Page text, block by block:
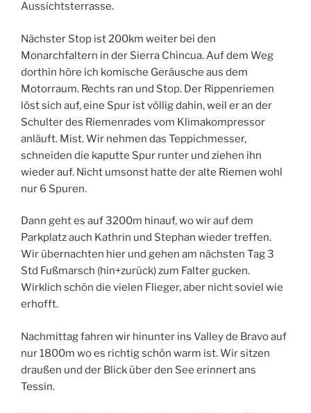
Aussichtsterrasse.
Nächster Stop ist 200km weiter bei den
Monarchfaltern in der Sierra Chincua. Auf dem Weg
dorthin höre ich komische Geräusche aus dem
Motorraum. Rechts ran und Stop. Der Rippenriemen
löst sich auf, eine Spur ist völlig dahin, weil er an der
Schulter des Riemenrades vom Klimakompressor
anläuft. Mist. Wir nehmen das Teppichmesser,
schneiden die kaputte Spur runter und ziehen ihn
wieder auf. Nicht umsonst hatte der alte Riemen wohl
nur 6 Spuren.
Dann geht es auf 3200m hinauf, wo wir auf dem
Parkplatz auch Kathrin und Stephan wieder treffen.
Wir übernachten hier und gehen am nächsten Tag 3
Std Fußmarsch (hin+zurück) zum Falter gucken.
Wirklich schön die vielen Flieger, aber nicht soviel wie
erhofft.
Nachmittag fahren wir hinunter ins Valley de Bravo auf
nur 1800m wo es richtig schön warm ist. Wir sitzen
draußen und der Blick über den See erinnert ans
Tessin.